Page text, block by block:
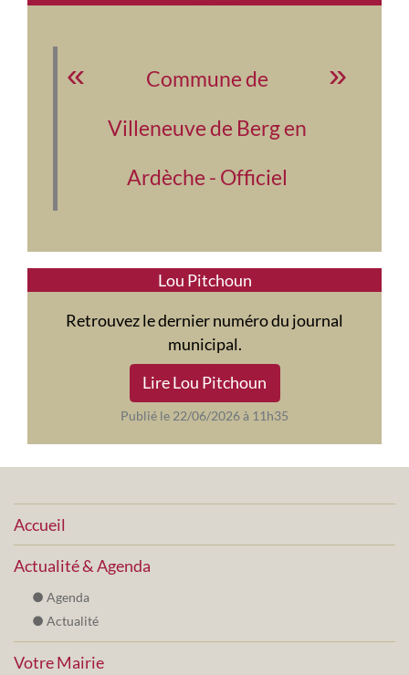
Commune de
Villeneuve de Berg en
Ardèche - Officiel
Lou Pitchoun
Retrouvez le dernier numéro du journal
municipal.
Lire Lou Pitchoun
Publié le 22/06/2026 à 11h35
Accueil
Actualité & Agenda
Agenda
Actualité
Votre Mairie